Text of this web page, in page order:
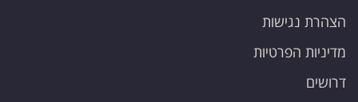
הצהרת נגישות
מדיניות הפרטיות
דרושים